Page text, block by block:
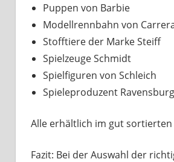
Puppen von Barbie
Modellrennbahn von
Stofftiere der Marke Steiff
Spielzeuge Schmidt
Spielfiguren von Schleich
Spieleproduzent
Alle erhältlich im gut sortierten
Fazit: Bei der Auswahl der